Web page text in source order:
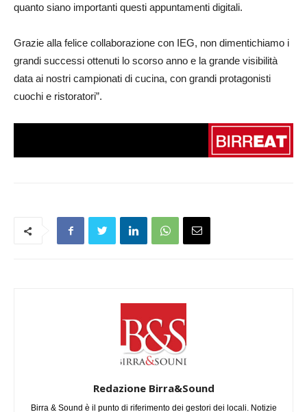
quanto siano importanti questi appuntamenti digitali.
Grazie alla felice collaborazione con IEG, non dimentichiamo i
grandi successi ottenuti lo scorso anno e la grande visibilità
data ai nostri campionati di cucina, con grandi protagonisti
cuochi e ristoratori”.
Redazione Birra&Sound
Birra & Sound è il punto di riferimento dei gestori dei locali. Notizie